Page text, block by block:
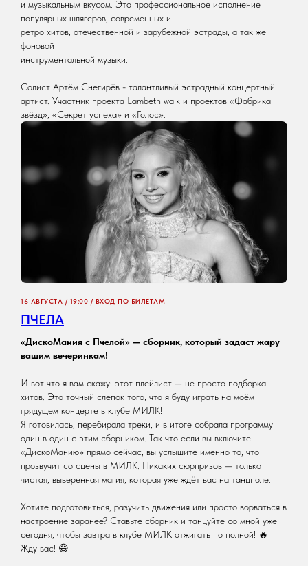
и музыкальным вкусом. Это профессиональное исполнение
популярных шлягеров, современных и
ретро хитов, отечественной и зарубежной эстрады, а так же
фоновой
инструментальной музыки.
Солист Артём Снегирёв - талантливый эстрадный концертный
артист. Участник проекта Lambeth walk и проектов «Фабрика
звёзд», «Секрет успеха» и «Голос».
16 АВГУСТА / 19:00 / ВХОД ПО БИЛЕТАМ
ПЧЕЛА
«ДискоМания с Пчелой» — сборник, который задаст жару
вашим вечеринкам!
И вот что я вам скажу: этот плейлист — не просто подборка
хитов. Это точный слепок того, что я буду играть на моём
грядущем концерте в клубе МИЛК!
Я готовилась, перебирала треки, и в итоге собрала программу
один в один с этим сборником. Так что если вы включите
«ДискоМанию» прямо сейчас, вы услышите именно то, что
прозвучит со сцены в МИЛК. Никаких сюрпризов — только
чистая, выверенная магия, которая уже ждёт вас на танцполе.
Хотите подготовиться, разучить движения или просто ворваться в
настроение заранее? Ставьте сборник и танцуйте со мной уже
сегодня, чтобы завтра в клубе МИЛК отжигать по полной! 🔥
Жду вас! 😄